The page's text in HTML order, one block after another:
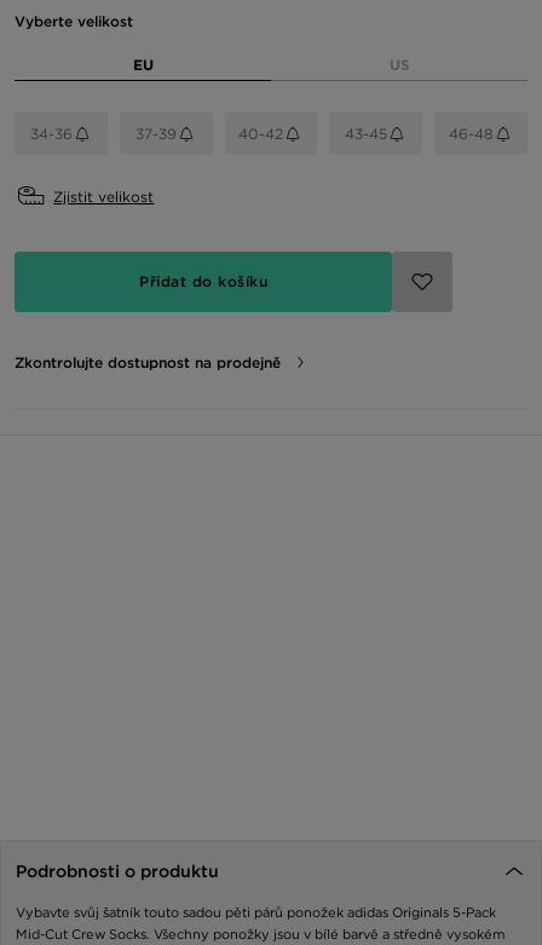
Vyberte velikost
EU US
34-36 37-39 40-42 43-45 46-48
Zjistit velikost
Přidat do košíku
Zkontrolujte dostupnost na prodejně
Podrobnosti o produktu
Vybavte svůj šatník touto sadou pěti párů ponožek adidas Originals 5-Pack
Mid-Cut Crew Socks. Všechny ponožky jsou v bílé barvě a středně vysokém